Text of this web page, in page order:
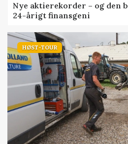
Nye aktierekorder – og den
24-årigt finansgeni
HØST-TOUR